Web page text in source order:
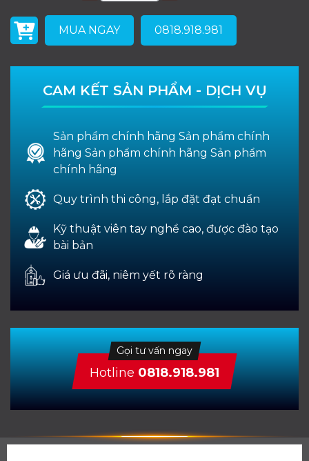
MUA NGAY 0818.918.981
CAM KẾT SẢN PHẨM - DỊCH VỤ
Sản phẩm chính hãng Sản phẩm chính
hãng Sản phẩm chính hãng Sản phẩm
chính hãng
Quy trình thi công, lắp đặt đạt chuẩn
Kỹ thuật viên tay nghề cao, được đào tạo
bài bản
Giá ưu đãi, niêm yết rõ ràng
Gọi tư vấn ngay
Hotline 0818.918.981